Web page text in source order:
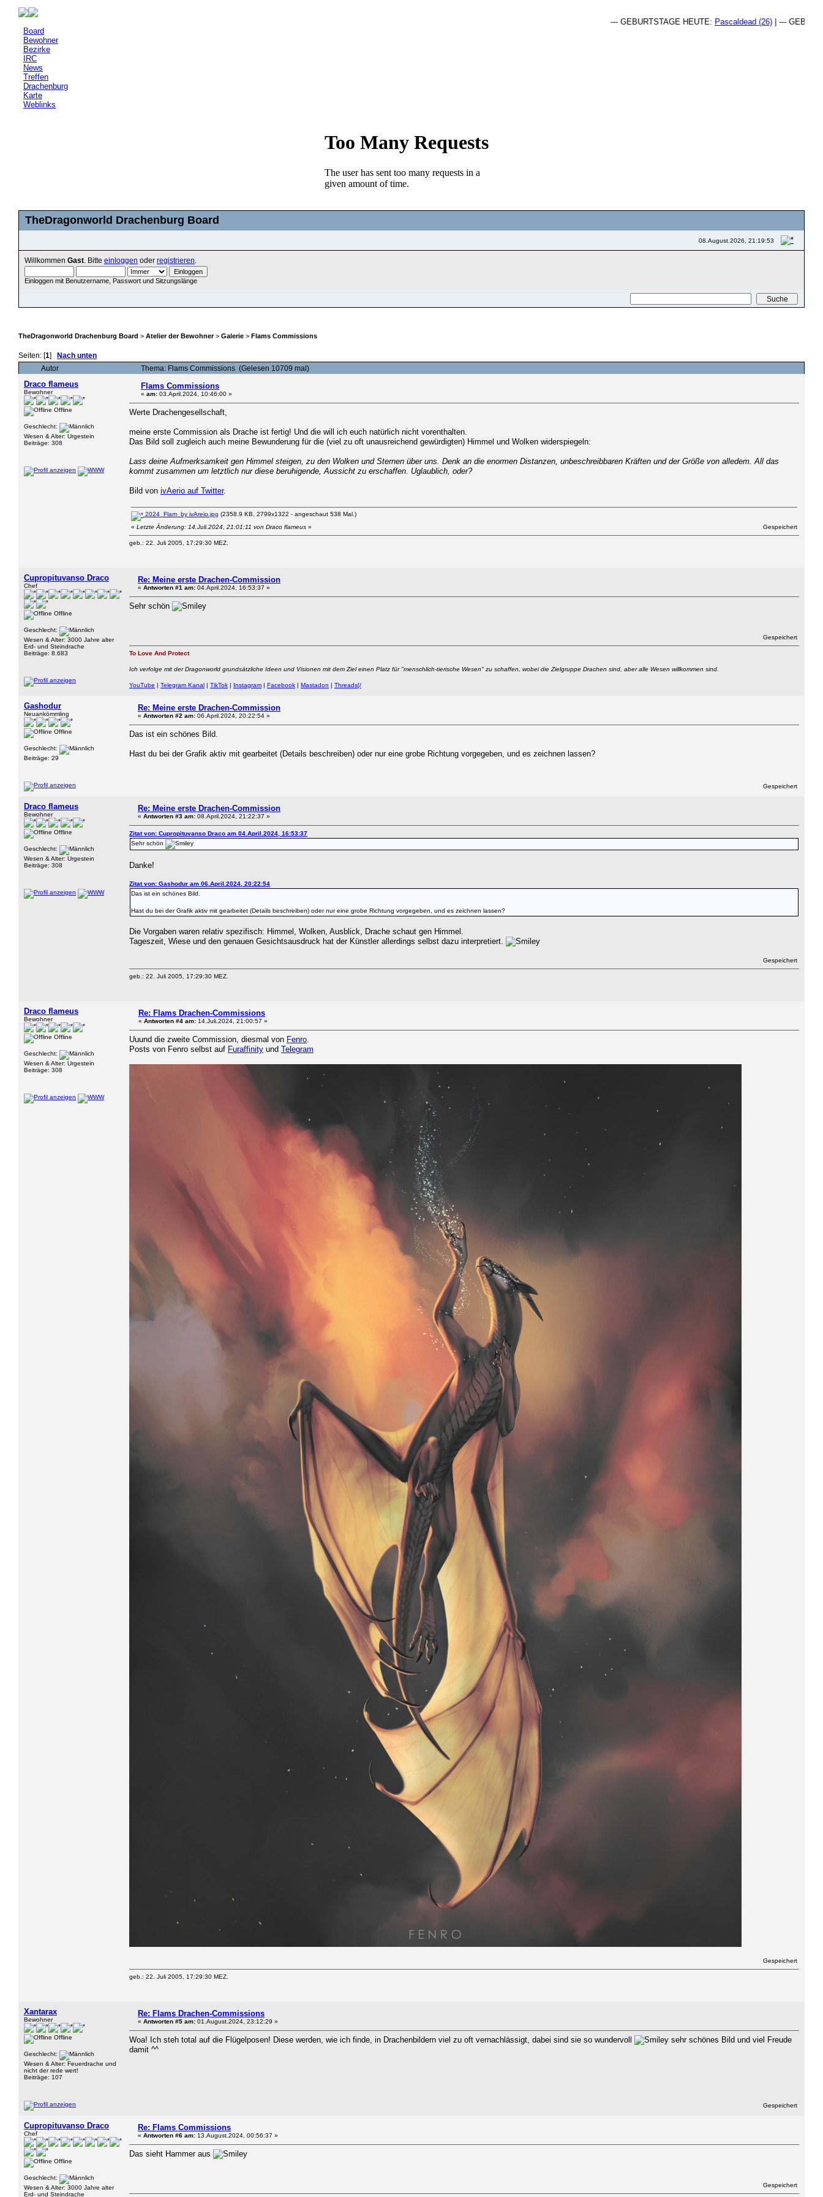
--- GEBURTSTAGE HEUTE:Pascaldead (26)| --- GEBURTSTAGE
Board
Bewohner
Bezirke
IRC
News
Treffen
Drachenburg
Karte
Weblinks
TheDragonworld Drachenburg Board
08.August.2026, 21:19:53
Willkommen Gast . Bitte einloggen oder registrieren
Einloggen mit Benutzername, Passwort und Sitzungslänge
TheDragonworld Drachenburg Board > Atelier der Bewohner> Galerie > Flams Commissions
Seiten: [1] Nach unten
Autor Thema: Flams Commissions (Gelesen 10709 mal)
Draco flameus
Bewohner
Offline
Geschlecht:
Wesen & Alter: Urgestein
Beiträge: 308
Flams Commissions
« am: 03.April.2024, 10:46:00 »
Werte Drachengesellschaft,
meine erste Commission als Drache ist fertig! Und die will ich euch natürlich nicht vorenthalten.
Das Bild soll zugleich auch meine Bewunderung für die (viel zu oft unausreichend gewürdigten) Himmel und Wolken widerspiegeln:
Lass deine Aufmerksamkeit gen Himmel steigen, zu den Wolken und Sternen über uns. Denk an die enormen Distanzen, unbeschreibbaren Kräften und der Größe von alledem. All das
kommt zusammen um letztlich nur diese beruhigende, Aussicht zu erschaffen. Uglaublich, oder?
Bild von ivAerio auf Twitter.
2024_Flam_by ivAreio.jpg (2358.9 KB, 2799x1322 - angeschaut 538 Mal.)
« Letzte Änderung: 14.Juli.2024, 21:01:11 von Draco flameus » Gespeichert
geb.: 22. Juli 2005, 17:29:30 MEZ.
Cupropituvanso Draco
Chef
Offline
Geschlecht:
Wesen & Alter: 3000 Jahre alter
Erd- und Steindrache
Beiträge: 8.683
Re: Meine erste Drachen-Commission
« Antworten #1 am: 04.April.2024, 16:53:37 »
Sehr schön
Gespeichert
To Love And Protect
Ich verfolge mit der Dragonworld grundsätzliche Ideen und Visionen mit dem Ziel einen Platz für "menschlich-tierische Wesen" zu schaffen, wobei die Zielgruppe Drachen sind, aber alle Wesen willkommen sind.
YouTube | Telegram Kanal | TikTok | Instagram | Facebook | Mastadon | Threads[/
Gashodur
Neuankömmling
Offline
Geschlecht:
Beiträge: 29
Re: Meine erste Drachen-Commission
« Antworten #2 am: 06.April.2024, 20:22:54 »
Das ist ein schönes Bild.
Hast du bei der Grafik aktiv mit gearbeitet (Details beschreiben) oder nur eine grobe Richtung vorgegeben, und es zeichnen lassen?
Gespeichert
Draco flameus
Bewohner
Offline
Geschlecht:
Wesen & Alter: Urgestein
Beiträge: 308
Re: Meine erste Drachen-Commission
« Antworten #3 am: 08.April.2024, 21:22:37 »
Zitat von: Cupropituvanso Draco am 04.April.2024, 16:53:37
Sehr schön
Danke!
Zitat von: Gashodur am 06.April.2024, 20:22:54
Das ist ein schönes Bild.
Hast du bei der Grafik aktiv mit gearbeitet (Details beschreiben) oder nur eine grobe Richtung vorgegeben, und es zeichnen lassen?
Die Vorgaben waren relativ spezifisch: Himmel, Wolken, Ausblick, Drache schaut gen Himmel.
Tageszeit, Wiese und den genauen Gesichtsausdruck hat der Künstler allerdings selbst dazu interpretiert.
Gespeichert
geb.: 22. Juli 2005, 17:29:30 MEZ.
Draco flameus
Bewohner
Offline
Geschlecht:
Wesen & Alter: Urgestein
Beiträge: 308
Re: Flams Drachen-Commissions
« Antworten #4 am: 14.Juli.2024, 21:00:57 »
Uuund die zweite Commission, diesmal von Fenro
Posts von Fenro selbst auf Furaffinity und Telegram
Gespeichert
geb.: 22. Juli 2005, 17:29:30 MEZ.
Xantarax
Bewohner
Offline
Geschlecht:
Wesen & Alter: Feuerdrache und
nicht der rede wert!
Beiträge: 107
Re: Flams Drachen-Commissions
« Antworten #5 am: 01.August.2024, 23:12:29 »
Woa! Ich steh total auf die Flügelposen! Diese werden, wie ich finde, in Drachenbildern viel zu oft vernachlässigt, dabei sind sie so wundervoll
sehr schönes Bild und viel Freude
damit ^^
Gespeichert
Cupropituvanso Draco
Chef
Offline
Geschlecht:
Wesen & Alter: 3000 Jahre alter
Erd- und Steindrache
Re: Flams Commissions
« Antworten #6 am: 13.August.2024, 00:56:37 »
Das sieht Hammer aus
Gespeichert